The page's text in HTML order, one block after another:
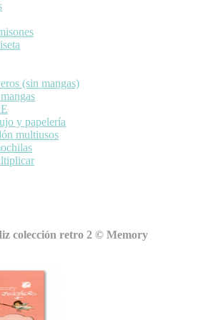
(sin mangas)
y papelería
multiusos
colección retro 2 © Memory